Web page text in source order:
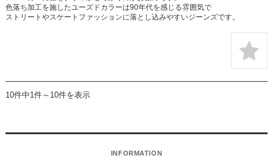
色落ち加工を施したユーズドカラーは90年代を感じる雰囲気で
ストリートやスケートファッションに落とし込みやすいジーンズです。
10件中1件～10件を表示
INFORMATION